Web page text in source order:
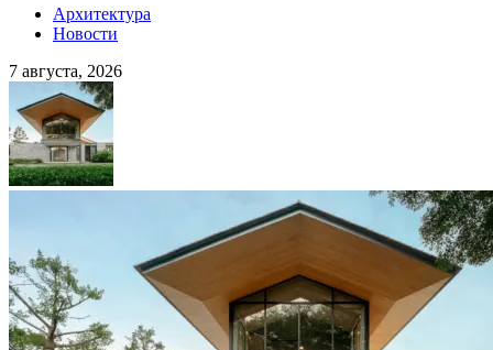
Архитектура
Новости
7 августа, 2026